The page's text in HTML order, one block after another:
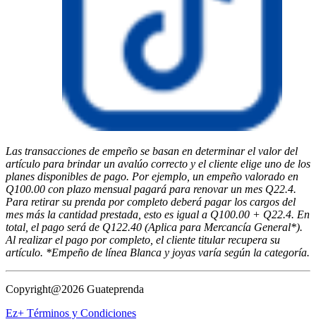
Las transacciones de empeño se basan en determinar el valor del
artículo para brindar un avalúo correcto y el cliente elige uno de los
planes disponibles de pago. Por ejemplo, un empeño valorado en
Q100.00 con plazo mensual pagará para renovar un mes Q22.4.
Para retirar su prenda por completo deberá pagar los cargos del
mes más la cantidad prestada, esto es igual a Q100.00 + Q22.4. En
total, el pago será de Q122.40 (Aplica para Mercancía General*).
Al realizar el pago por completo, el cliente titular recupera su
artículo. *Empeño de línea Blanca y joyas varía según la categoría.
Copyright@2026 Guateprenda
Ez+ Términos y Condiciones